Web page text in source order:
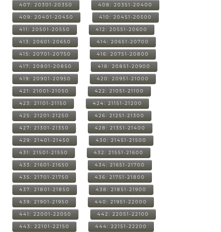
407: 20301-20350 408: 20351-20400
409: 20401-20450 410: 20451-20500
411: 20501-20550 412: 20551-20600
413: 20601-20650 414: 20651-20700
415: 20701-20750 416: 20751-20800
417: 20801-20850 418: 20851-20900
419: 20901-20950 420: 20951-21000
421: 21001-21050 422: 21051-21100
423: 21101-21150 424: 21151-21200
425: 21201-21250 426: 21251-21300
427: 21301-21350 428: 21351-21400
429: 21401-21450 430: 21451-21500
431: 21501-21550 432: 21551-21600
433: 21601-21650 434: 21651-21700
435: 21701-21750 436: 21751-21800
437: 21801-21850 438: 21851-21900
439: 21901-21950 440: 21951-22000
441: 22001-22050 442: 22051-22100
443: 22101-22150 444: 22151-22200